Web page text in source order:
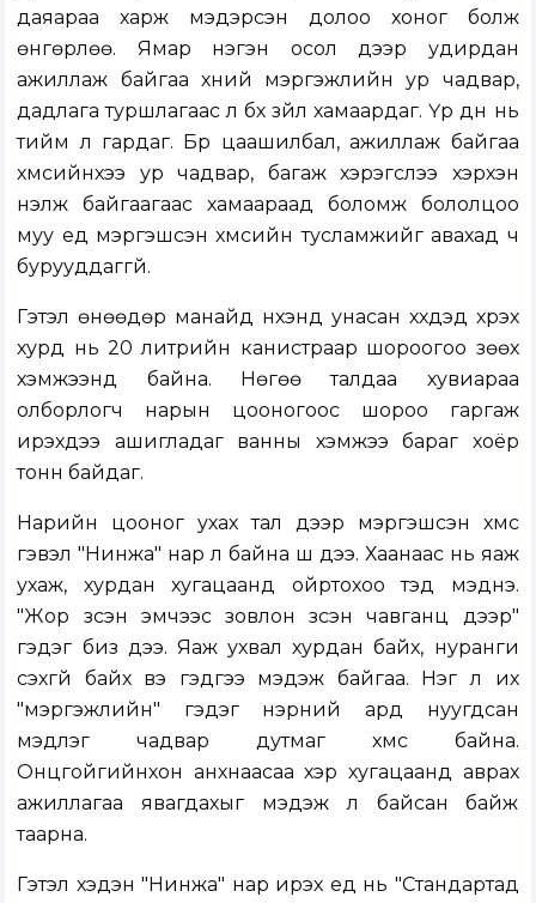
даяараа харж мэдэрсэн долоо хоног болж
өнгөрлөө. Ямар нэгэн осол дээр удирдан
ажиллаж байгаа хүний мэргэжлийн ур чадвар,
дадлага туршлагаас л бүх зүйл хамаардаг. Үр дүн нь
тийм л гардаг. Бүр цаашилбал, ажиллаж байгаа
хүмүүсийнхээ ур чадвар, багаж хэрэгслээ хэрхэн
үнэлж байгаагаас хамаараад боломж бололцоо
муу үед мэргэшсэн хүмүүсийн тусламжийг авахад ч
бурууддаггүй.
Гэтэл өнөөдөр манайд нүхэнд унасан хүүхдэд хүрэх
хурд нь 20 литрийн канистраар шороогоо зөөх
хэмжээнд байна. Нөгөө талдаа хувиараа
олборлогч нарын цооногоос шороо гаргаж
ирэхдээ ашигладаг ванны хэмжээ бараг хоёр
тонн байдаг.
Нарийн цооног ухах тал дээр мэргэшсэн хүмүүс
гэвэл "Нинжа" нар л байна шүү дээ. Хаанаас нь яаж
ухаж, хурдан хугацаанд ойртохоо тэд мэднэ.
"Жор үзсэн эмчээс зовлон үзсэн чавганц дээр"
гэдэг биз дээ. Яаж ухвал хурдан байх, нуранги
үүсэхгүй байх вэ гэдгээ мэдэж байгаа. Нэг л их
"мэргэжлийн" гэдэг нэрний ард нуугдсан
мэдлэг чадвар дутмаг хүмүүс байна.
Онцгойгийнхон анхнаасаа хэр хугацаанд аврах
ажиллагаа явагдахыг мэдэж л байсан байж
таарна.
Гэтэл хэдэн "Нинжа" нар ирэх үед нь "Стандартад